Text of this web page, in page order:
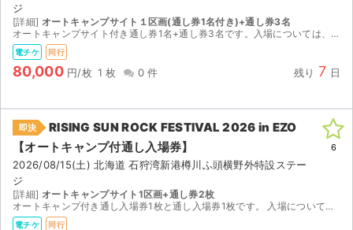
イベント
スポーツ
演劇・ミュージカル
ご利用ガイド
ご利用ガイド
手数料・お支払い方法
AIに質問する
ジ
[詳細] オートキャンプサイト１区画(通し券1名付き)+通し券3名
オートキャンプサイト付き通し券1名+通し券3名です。入場については、電子チケットのため、同行して一緒に入場となります。その際、リストバンドとポーチをお渡しします。前日(13日)に入場したいので、...
電チケ 同行
80,000 円/枚 1 枚 0 件 残り 7 日
即決
RISING SUN ROCK FESTIVAL 2026 in EZO
【オートキャンプ付通し⼊場券】
2026/08/15(土) 北海道 石狩湾新港樽川ふ頭横野外特設ステー
ジ
[詳細] オートキャンプサイト1区画+通し券2枚
オートキャンプ付き通し入場券1枚と通し入場券1枚です。 入場については同乗して一緒に入場する形になります。 その際リストバンドもお渡しします。 自分は当日入場予定です。 時間次第ではございます...
電チケ 同行
6